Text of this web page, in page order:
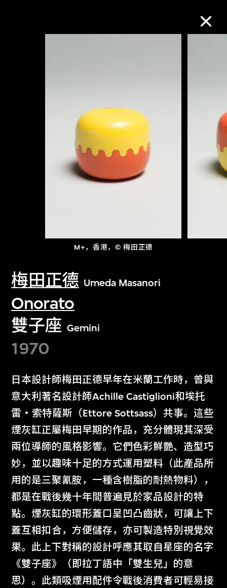
M+，香港，© 梅田正德
梅田正德 Umeda Masanori
Onorato
雙子座 Gemini
1970
日本設計師梅田正德早年在米蘭工作時，曾與
意大利著名設計師Achille Castiglioni和埃托
雷‧索特薩斯（Ettore Sottsass）共事。這些
煙灰缸正屬梅田早期的作品，充分體現其深受
兩位導師的風格影響。它們色彩鮮艷、造型巧
妙，並以趣味十足的方式運用塑料（此產品所
用的是三聚氰胺，一種含樹脂的耐熱物料），
都是在戰後幾十年間普遍見於家品設計的特
點。煙灰缸的環形蓋口呈凹凸齒狀，可讓上下
蓋互相扣合，方便儲存，亦可製造特別視覺效
果。此上下對稱的設計呼應其取自星座的名字
《雙子座》（即拉丁語中「雙生兒」的意
思）。此類吸煙用配件令戰後消費者可輕易接
关于M+藏品